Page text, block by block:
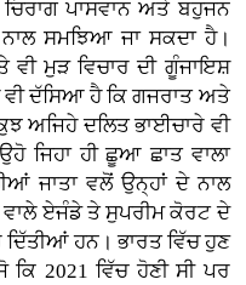
ਪਾਸਵਾਨ ਅਤੇ ਬਹੁਜਨ
ਸਮਝਿਆ ਜਾ ਸਕਦਾ ਹੈ।
ਮੁੜ ਵਿਚਾਰ ਦੀ ਗੂੰਜਾਇਸ਼
ਦੱਸਿਆ ਹੈ ਕਿ ਗਜਰਾਤ ਅਤੇ
ਅਜਿਹੇ ਦਲਿਤ ਭਾਈਚਾਰੇ ਵੀ
ਜਿਹਾ ਹੀ ਛੂਆ ਛਾਤ ਵਾਲਾ
ਜਾਤਾ ਵਲੋਂ ਉਨ੍ਹਾਂ ਦੇ ਨਾਲ
ਵਾਲੇ ਏਜੰਡੇ ਤੇ ਸੁਪਰੀਮ ਕੋਰਟ ਦੇ
ਹਨ। ਭਾਰਤ ਵਿੱਚ ਹੁਣ
2021 ਵਿੱਚ ਹੋਣੀ ਸੀ ਪਰ